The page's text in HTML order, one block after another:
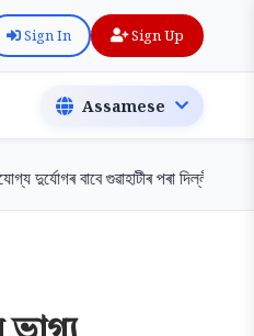
Sign In Sign Up
বাবে গুৱাহাটীৰ পৰা দিল্লীলৈ দায়বদ্ধতা